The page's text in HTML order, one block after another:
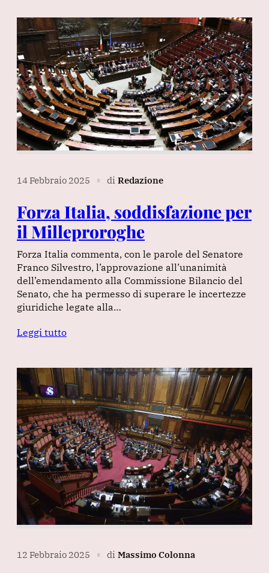
14 Febbraio 2025 ∎ di Redazione
Forza Italia, soddisfazione per
il Milleproroghe
Forza Italia commenta, con le parole del Senatore
Franco Silvestro, l’approvazione all’unanimità
dell’emendamento alla Commissione Bilancio del
Senato, che ha permesso di superare le incertezze
giuridiche legate alla…
Leggi tutto
12 Febbraio 2025 ∎ di Massimo Colonna